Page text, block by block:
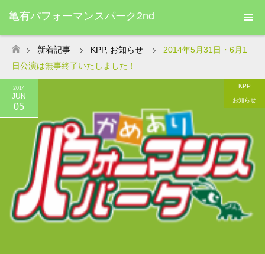
亀有パフォーマンスパーク2nd
ホーム
新着記事 KPP, お知らせ
2014年5月31日・6月1
日公演は無事終了いたしました！
2014
JUN
05
KPP
お知らせ